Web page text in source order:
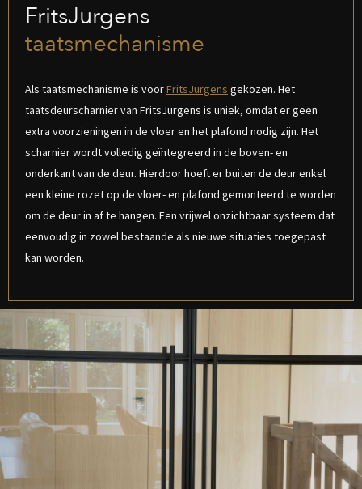
FritsJurgens
taatsmechanisme
Als taatsmechanisme is voorFritsJurgens gekozen. Het
taatsdeurscharnier van FritsJurgens is uniek, omdat er geen
extra voorzieningen in de vloer en het plafond nodig zijn. Het
scharnier wordt volledig geïntegreerd in de boven- en
onderkant van de deur. Hierdoor hoeft er buiten de deur enkel
een kleine rozet op de vloer- en plafond gemonteerd te worden
om de deur in af te hangen. Een vrijwel onzichtbaar systeem dat
eenvoudig in zowel bestaande als nieuwe situaties toegepast
kan worden.